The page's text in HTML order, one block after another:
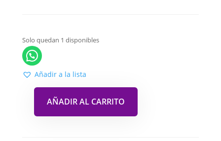
Solo quedan 1 disponibles
Añadir a la lista
AÑADIR AL CARRITO